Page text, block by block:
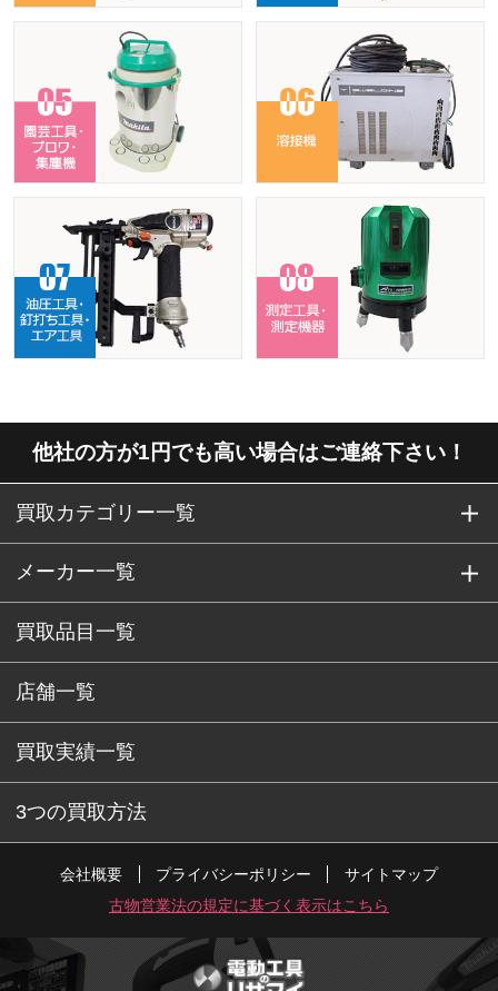
他社の方が1円でも高い場合はご連絡下さい！
買取カテゴリー一覧
メーカー一覧
買取品目一覧
店舗一覧
買取実績一覧
3つの買取方法
会社概要 プライバシーポリシー
サイトマップ
古物営業法の規定に基づく表示はこちら